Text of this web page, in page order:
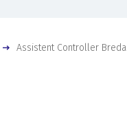
Assistent Controller Breda